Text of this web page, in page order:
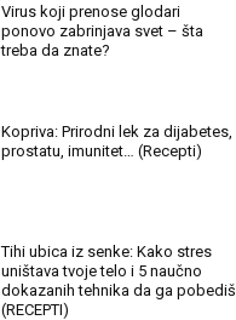
Virus koji prenose glodari
ponovo zabrinjava svet – šta
treba da znate?
Kopriva: Prirodni lek za dijabetes,
prostatu, imunitet… (Recepti)
Tihi ubica iz senke: Kako stres
uništava tvoje telo i 5 naučno
dokazanih tehnika da ga pobediš
(RECEPTI)